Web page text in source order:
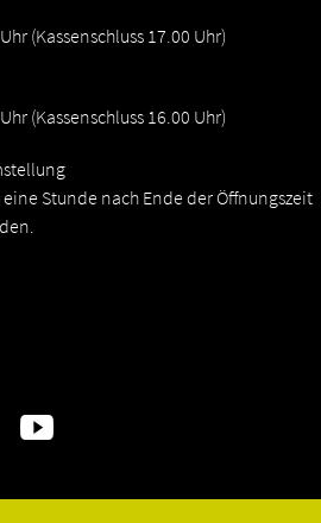
(Kassenschluss 17.00 Uhr)
(Kassenschluss 16.00 Uhr)
eine Stunde nach Ende der Öffnungszeit